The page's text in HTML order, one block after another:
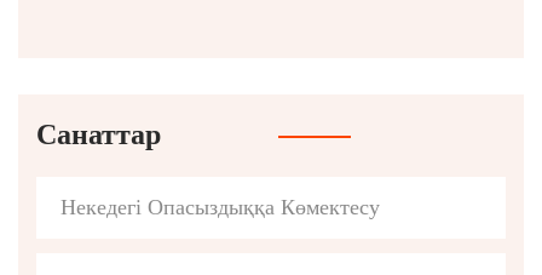
Санаттар
Некедегі Опасыздыққа Көмектесу